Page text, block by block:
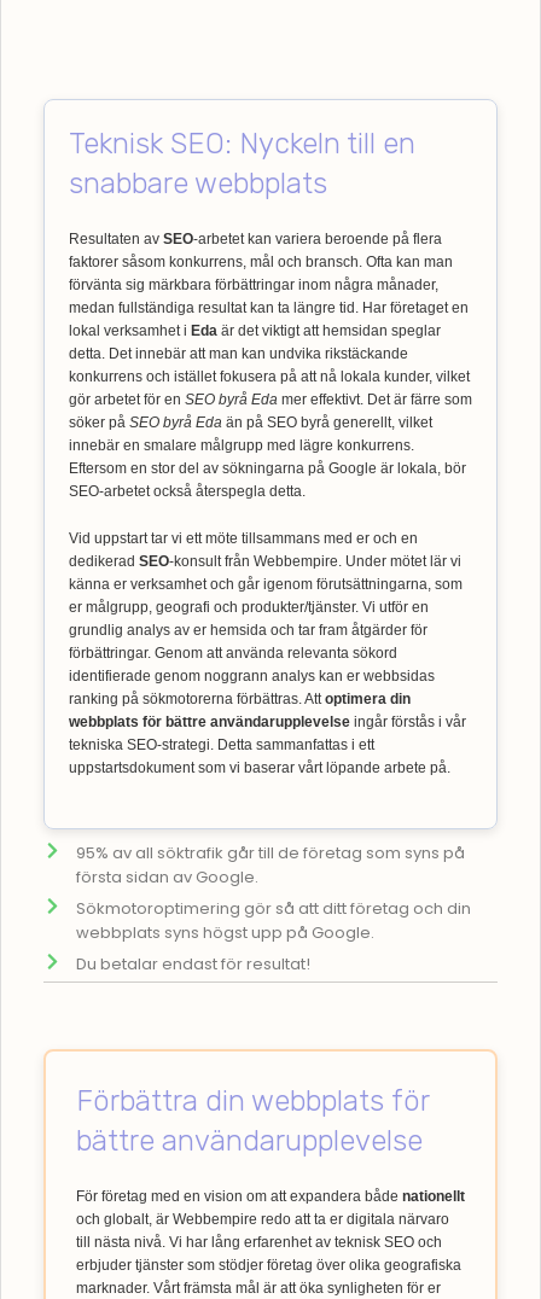
Teknisk SEO: Nyckeln till en
snabbare webbplats
Resultaten av SEO-arbetet kan variera beroende på flera
faktorer såsom konkurrens, mål och bransch. Ofta kan man
förvänta sig märkbara förbättringar inom några månader,
medan fullständiga resultat kan ta längre tid. Har företaget en
lokal verksamhet i Eda är det viktigt att hemsidan speglar
detta. Det innebär att man kan undvika rikstäckande
konkurrens och istället fokusera på att nå lokala kunder, vilket
gör arbetet för en SEO byrå Eda mer effektivt. Det är färre som
söker på SEO byrå Eda än på SEO byrå generellt, vilket
innebär en smalare målgrupp med lägre konkurrens.
Eftersom en stor del av sökningarna på Google är lokala, bör
SEO-arbetet också återspegla detta.
Vid uppstart tar vi ett möte tillsammans med er och en
dedikerad SEO-konsult från Webbempire. Under mötet lär vi
känna er verksamhet och går igenom förutsättningarna, som
er målgrupp, geografi och produkter/tjänster. Vi utför en
grundlig analys av er hemsida och tar fram åtgärder för
förbättringar. Genom att använda relevanta sökord
identifierade genom noggrann analys kan er webbsidas
ranking på sökmotorerna förbättras. Attoptimera din
webbplats för bättre användarupplevelse ingår förstås i vår
tekniska SEO-strategi. Detta sammanfattas i ett
uppstartsdokument som vi baserar vårt löpande arbete på.
95% av all söktrafik går till de företag som syns på
första sidan av Google.
Sökmotoroptimering gör så att ditt företag och din
webbplats syns högst upp på Google.
Du betalar endast för resultat!
Förbättra din webbplats för
bättre användarupplevelse
För företag med en vision om att expandera både nationellt
och globalt, är Webbempire redo att ta er digitala närvaro
till nästa nivå. Vi har lång erfarenhet av teknisk SEO och
erbjuder tjänster som stödjer företag över olika geografiska
marknader. Vårt främsta mål är att öka synligheten för er